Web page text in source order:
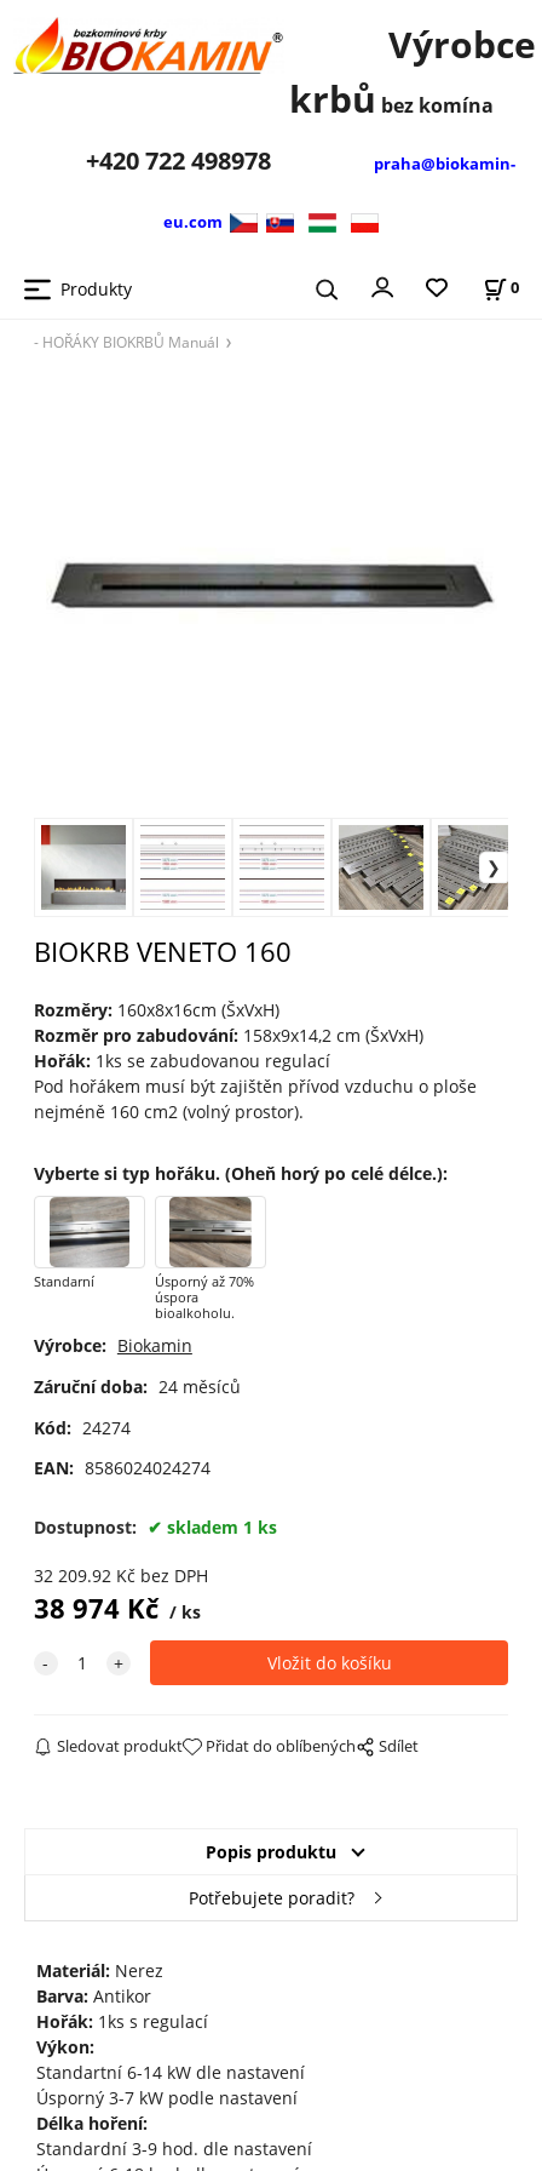
Výrobce
krbů bez komína
+420722 498978 praha@biokamin-
eu.com
Produkty 0
- HOŘÁKY BIOKRBŮ Manuál
BIOKRB VENETO 160
Rozměry:160x8x16cm (ŠxVxH)
Rozměr pro zabudování:158x9x14,2 cm (ŠxVxH)
Hořák:1ks se zabudovanou regulací
Pod hořákem musí být zajištěn přívod vzduchu o ploše
nejméně 160 cm2 (volný prostor).
Vyberte si typ hořáku. (Oheň horý po celé délce.):
Standarní
Úsporný až 70%
úspora
bioalkoholu.
Výrobce: Biokamin
Záruční doba: 24 měsíců
Kód: 24274
EAN: 8586024024274
Dostupnost: skladem 1 ks
32 209.92Kč bez DPH
38 974Kč ks
Sledovat produkt Přidat do oblíbených Sdílet
Popis produktu
Potřebujete poradit?
Materiál:Nerez
Barva:Antikor
Hořák:1ks s regulací
Výkon:
Standartní 6-14 kW dle nastavení
Úsporný 3-7 kW podle nastavení
Délka hoření:
Standardní 3-9 hod. dle nastavení